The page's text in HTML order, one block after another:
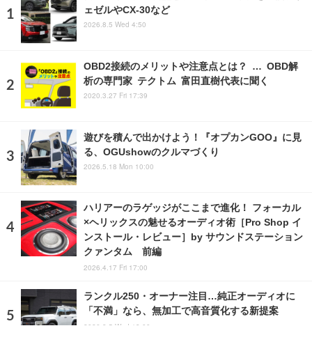
ェゼルやCX-30など
2026.8.5 Wed 4:50
OBD2接続のメリットや注意点とは？ … OBD解
析の専門家 テクトム 富田直樹代表に聞く
2020.3.27 Fri 17:39
遊びを積んで出かけよう！『オプカンGOO』に見
る、OGUshowのクルマづくり
2026.5.18 Mon 10:00
ハリアーのラゲッジがここまで進化！ フォーカル
×ヘリックスの魅せるオーディオ術［Pro Shop イ
ンストール・レビュー］by サウンドステーション
クァンタム 前編
2026.4.17 Fri 17:00
ランクル250・オーナー注目…純正オーディオに
「不満」なら、無加工で高音質化する新提案
2026.8.5 Wed 13:00